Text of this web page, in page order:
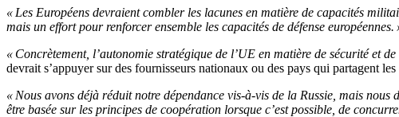
« Les Européens devraient combler les lacunes en matière de capacités
mais un effort pour renforcer ensemble les capacités de défense européennes.
« Concrètement, l’autonomie stratégique de l’UE en matière de sécurité et
devrait s’appuyer sur des fournisseurs nationaux ou des pays qui partagent les
« Nous avons déjà réduit notre dépendance vis-à-vis de la Russie, mais
être basée sur les principes de coopération lorsque c’est possible, de